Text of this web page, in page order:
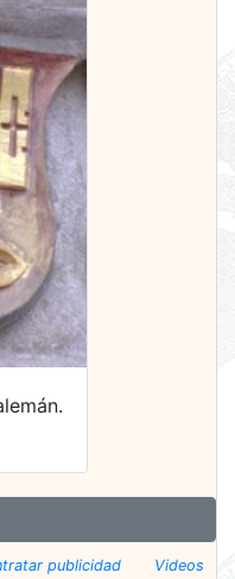
publicidad Videos